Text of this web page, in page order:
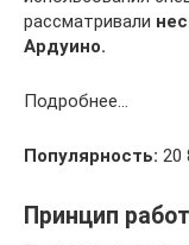
рассматривали
Ардуино.
Подробнее…
Популярность: 20
Принцип